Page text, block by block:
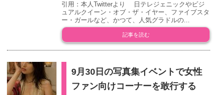
引用：本人Twitterより 日テレジェニックやビジ
ュアルクイーン・オブ・ザ・イヤー、ファイブスタ
ー・ガールなど、かつて、人気グラドルの...
記事を読む
9月30日の写真集イベントで女性
ファン向けコーナーを敢行する